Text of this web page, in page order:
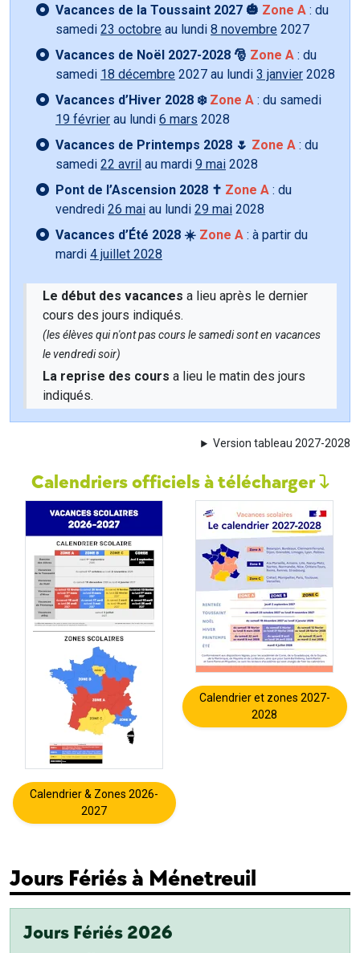
Vacances de la Toussaint 2027 🎃 Zone A : du
samedi 23 octobre au lundi 8 novembre 2027
Vacances de Noël 2027-2028 🎅 Zone A : du
samedi 18 décembre 2027 au lundi 3 janvier 2028
Vacances d’Hiver 2028 ❄️ Zone A : du samedi
19 février au lundi 6 mars 2028
Vacances de Printemps 2028 🌷 Zone A : du
samedi 22 avril au mardi 9 mai 2028
Pont de l’Ascension 2028 ✝️ Zone A : du
vendredi 26 mai au lundi 29 mai 2028
Vacances d’Été 2028 ☀️ Zone A : à partir du
mardi 4 juillet 2028
Le début des vacances a lieu après le dernier
cours des jours indiqués.
(les élèves qui n'ont pas cours le samedi sont en vacances
le vendredi soir)
La reprise des cours a lieu le matin des jours
indiqués.
Version tableau 2027-2028
Calendriers officiels à télécharger
Calendrier & Zones 2026-
2027
Calendrier et zones 2027-
2028
Jours Fériés à Ménetreuil
Jours Fériés 2026